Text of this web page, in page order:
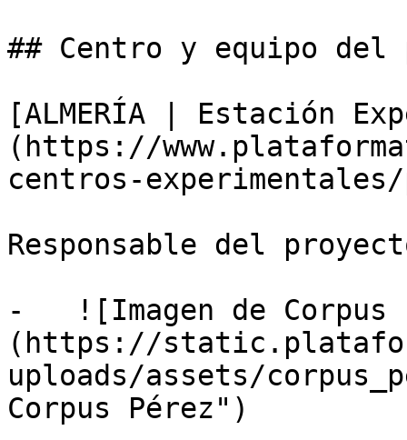
## Centro y equipo del
[ALMERÍA | Estación
(https://
centros-
Responsable del
-   ![Imagen de Corpus
(https://
uploads/assets/
Corpus Pérez")